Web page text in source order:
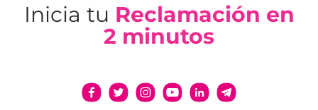
Inicia tu Reclamación en
2 minutos